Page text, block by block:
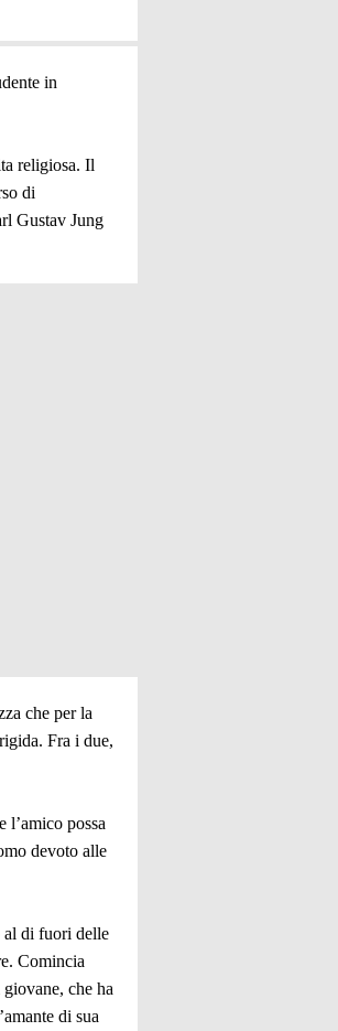
in
religiosa. Il
di
Gustav Jung
che per la
Fra i due,
l’amico possa
devoto alle
al di fuori delle
Comincia
che ha
di sua